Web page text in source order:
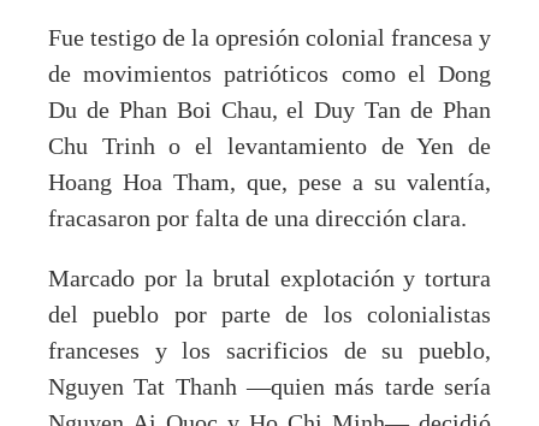
Fue testigo de la opresión colonial francesa y
de movimientos patrióticos como el Dong
Du de Phan Boi Chau, el Duy Tan de Phan
Chu Trinh o el levantamiento de Yen de
Hoang Hoa Tham, que, pese a su valentía,
fracasaron por falta de una dirección clara.
Marcado por la brutal explotación y tortura
del pueblo por parte de los colonialistas
franceses y los sacrificios de su pueblo,
Nguyen Tat Thanh —quien más tarde sería